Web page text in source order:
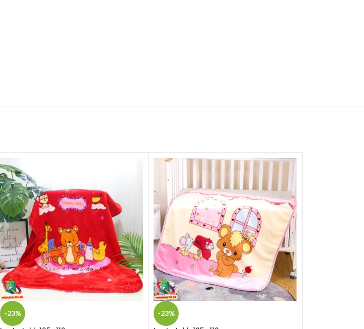
-23% -23%